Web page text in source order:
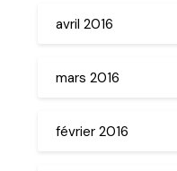
avril 2016
mars 2016
février 2016